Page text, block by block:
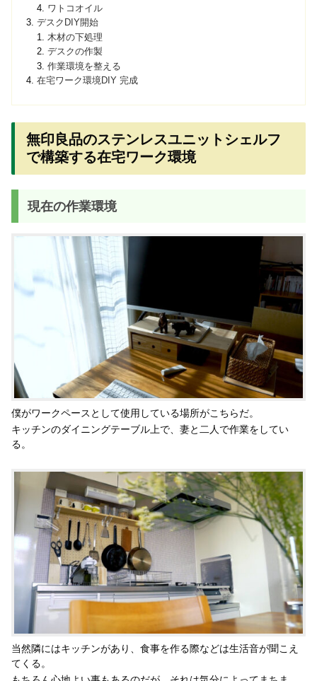
ワトコオイル
デスクDIY開始
木材の下処理
デスクの作製
作業環境を整える
在宅ワーク環境DIY 完成
無印良品のステンレスユニットシェルフ
で構築する在宅ワーク環境
現在の作業環境
僕がワークペースとして使用している場所がこちらだ。
キッチンのダイニングテーブル上で、妻と二人で作業をしてい
る。
当然隣にはキッチンがあり、食事を作る際などは生活音が聞こえ
てくる。